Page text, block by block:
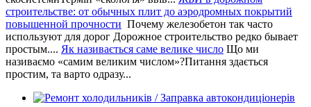
строительстве: от обычных плит до аэродромных покрытий
повышенной прочности Почему железобетон так часто
используют для дорог Дорожное строительство редко бывает
простым.... Як називається саме велике число Що ми
називаємо «самим великим числом»?Питання здається
простим, та варто одразу...